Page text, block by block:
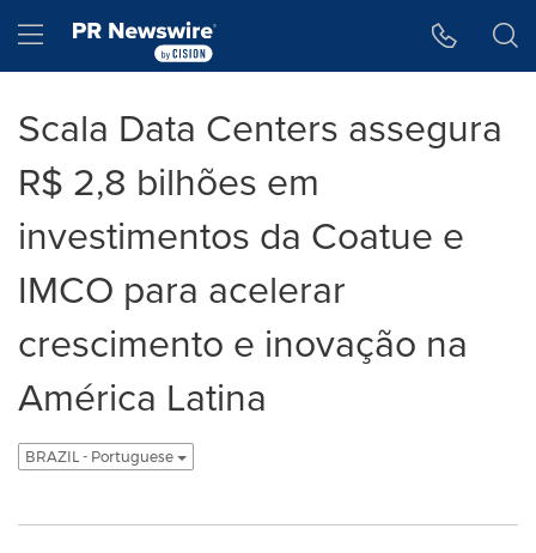
Hamburger menu
Scala Data Centers assegura
R$ 2,8 bilhões em
investimentos da Coatue e
IMCO para acelerar
crescimento e inovação na
América Latina
BRAZIL - Portuguese